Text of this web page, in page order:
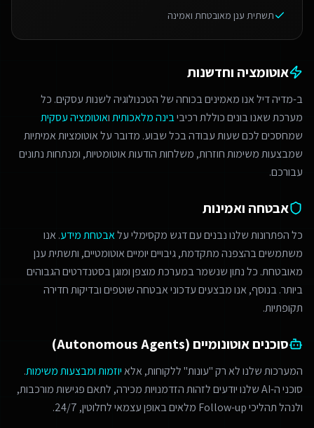
תשתית ענן מאובטחת ואמינה
אוטומציה וחדשנות
ב-מדיה דיל אנו מאמינים בכוחה של הטכנולוגיה לשנות עסקים. כל
מערכת שאנו בונים כוללת רכיביבינה מלאכותיתואוטומציה עסקית
שמחסכים לכם שעות עבודה בכל שבוע. מדובר על אוטומציות אמיתיות
שמבצעות משימות חוזרות, משלחות הודעות אוטומטיות, ומנתחות נתונים
עבורכם.
אבטחה ואמינות
כל הפתרונות שלנו נבנים עם דגש מקסימלי עלאבטחת מידע. אנו
משתמשים בהצפנה מתקדמת, גיבויים יומיים אוטומטיים, ותשתית ענן
מאובטחת. כל נתון שנשמר במערכת מוצפן ומוגן בסטנדרטים הגבוהים
ביותר. בנוסף, אנו מבצעים עדכוני אבטחה שוטפים ובדיקות חדירה
תקופתיות.
סוכנים אוטונומיים (Autonomous Agents)
המערכות שלנו לא רק "עונות" ללקוחות, אלאיוזמות ומבצעות משימות.
סוכני ה-AI שלנו יודעים לזהות הזדמנויות מכירה, לתאם פגישות מורכבות,
ולנהל תהליכי Follow-up מלאים באופן עצמאי לחלוטין, 24/7.